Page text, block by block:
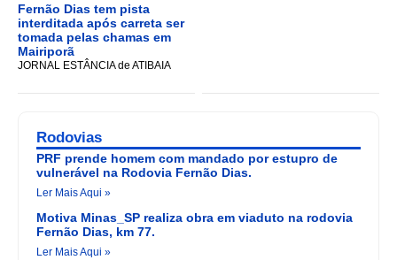
Fernão Dias tem pista
interditada após carreta ser
tomada pelas chamas em
Mairiporã
JORNAL ESTÂNCIA de ATIBAIA
Rodovias
PRF prende homem com mandado por estupro de
vulnerável na Rodovia Fernão Dias.
Ler Mais Aqui »
Motiva Minas_SP realiza obra em viaduto na rodovia
Fernão Dias, km 77.
Ler Mais Aqui »